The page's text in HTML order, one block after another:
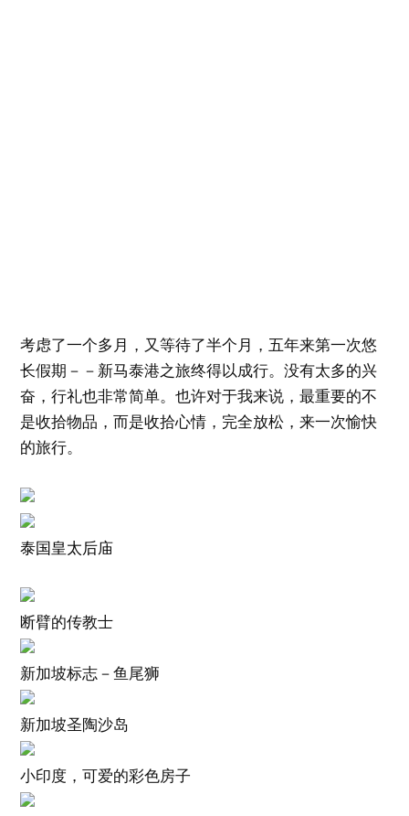
考虑了一个多月，又等待了半个月，五年来第一次悠
长假期－－新马泰港之旅终得以成行。没有太多的兴
奋，行礼也非常简单。也许对于我来说，最重要的不
是收拾物品，而是收拾心情，完全放松，来一次愉快
的旅行。
泰国皇太后庙
断臂的传教士
新加坡标志－鱼尾狮
新加坡圣陶沙岛
小印度，可爱的彩色房子